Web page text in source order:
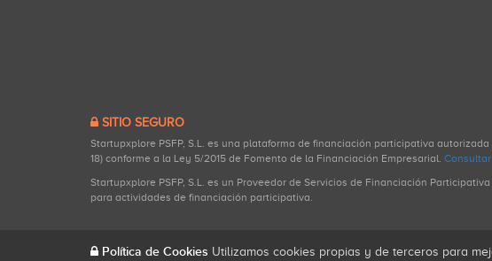
SITIO SEGURO
Startupxplore PSFP, S.L. es una plataforma de financiación participativa autorizada
18) conforme a la Ley 5/2015 de Fomento de la Financiación Empresarial.
Startupxplore PSFP, S.L. es un Proveedor de Servicios de Financiación
para actividades de financiación participativa.
Política de Cookies Utilizamos cookies propias y de terceros para